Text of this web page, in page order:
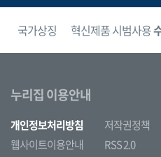
국가상징 혁신제품 시범사용
누리집 이용안내
개인정보처리방침 저작권정책
웹사이트이용안내
RSS 2.0